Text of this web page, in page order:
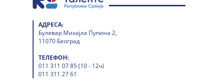
АДРЕСА:
Булевар Михајла Пупина 2,
11070 Београд
ТЕЛЕФОН:
011 311 07 85 (10 - 12ч)
011 311 27 61